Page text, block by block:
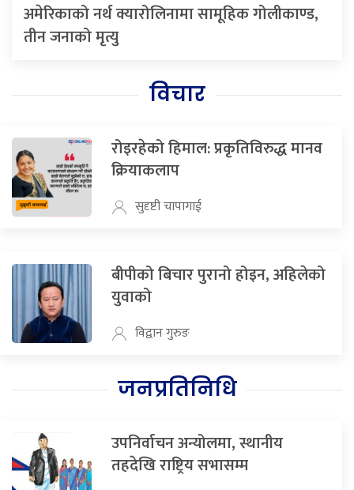
अमेरिकाको नर्थ क्यारोलिनामा सामूहिक गोलीकाण्ड,
तीन जनाको मृत्यु
विचार
रोइरहेको हिमाल: प्रकृतिविरुद्ध मानव
क्रियाकलाप
सुदृष्टी चापागाई
बीपीको बिचार पुरानो होइन, अहिलेको
युवाको
विद्वान गुरुङ
जनप्रतिनिधि
उपनिर्वाचन अन्योलमा, स्थानीय
तहदेखि राष्ट्रिय सभासम्म